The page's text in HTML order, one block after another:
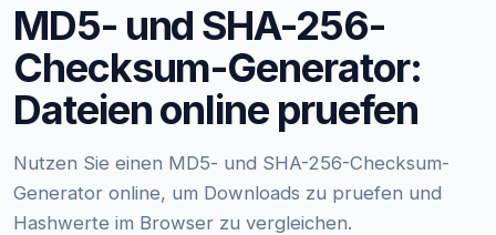
MD5- und SHA-256-
Checksum-Generator:
Dateien online pruefen
Nutzen Sie einen MD5- und SHA-256-Checksum-
Generator online, um Downloads zu pruefen und
Hashwerte im Browser zu vergleichen.